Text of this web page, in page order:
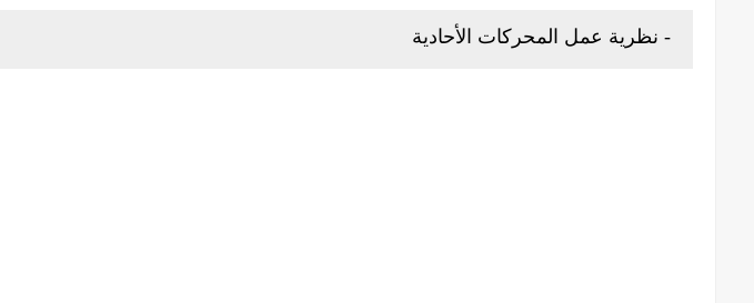
- نظرية عمل المحركات الأحادية